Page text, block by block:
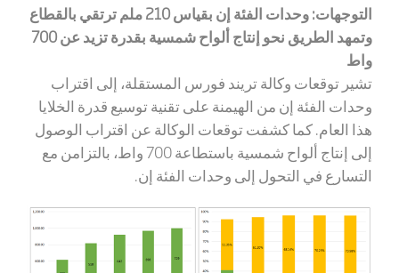
التوجهات: وحدات الفئة إن بقياس 210 ملم ترتقي بالقطاع
وتمهد الطريق نحو إنتاج ألواح شمسية بقدرة تزيد عن 700
واط
تشير توقعات وكالة تريند فورس المستقلة، إلى اقتراب
وحدات الفئة إن من الهيمنة على تقنية توسيع قدرة الخلايا
هذا العام. كما كشفت توقعات الوكالة عن اقتراب الوصول
إلى إنتاج ألواح شمسية باستطاعة 700 واط، بالتزامن مع
التسارع في التحول إلى وحدات الفئة إن.